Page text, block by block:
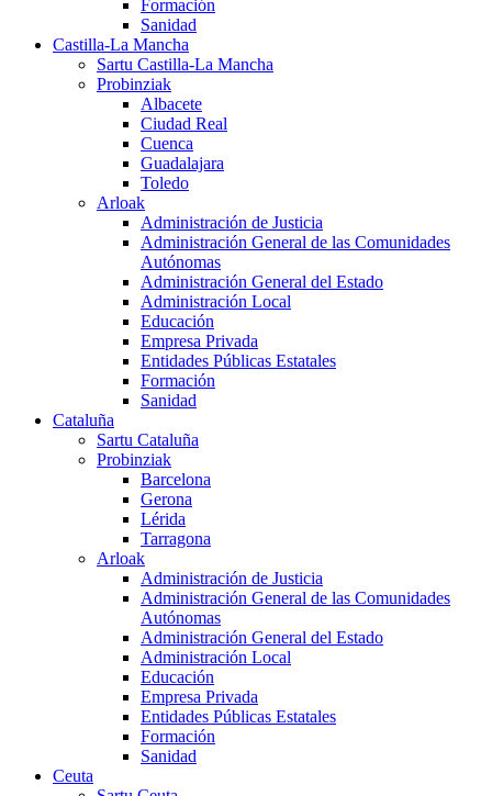
Formación
Sanidad
Castilla-La Mancha
Sartu Castilla-La Mancha
Probinziak
Albacete
Ciudad Real
Cuenca
Guadalajara
Toledo
Arloak
Administración de Justicia
Administración General de las Comunidades
Autónomas
Administración General del Estado
Administración Local
Educación
Empresa Privada
Entidades Públicas Estatales
Formación
Sanidad
Cataluña
Sartu Cataluña
Probinziak
Barcelona
Gerona
Lérida
Tarragona
Arloak
Administración de Justicia
Administración General de las Comunidades
Autónomas
Administración General del Estado
Administración Local
Educación
Empresa Privada
Entidades Públicas Estatales
Formación
Sanidad
Ceuta